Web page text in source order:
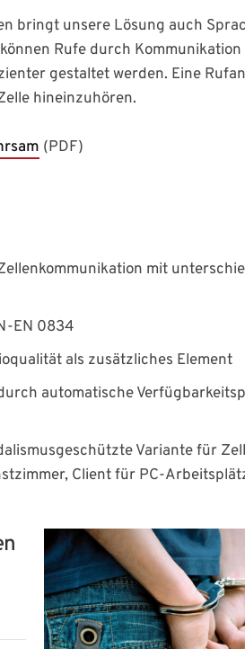
bringt unsere Lösung auch
Rufe durch
gestaltet werden. Eine
hineinzuhören.
(PDF)
mit
EN 0834
als zusätzliches Element
automatische
Variante für
Client für PC-